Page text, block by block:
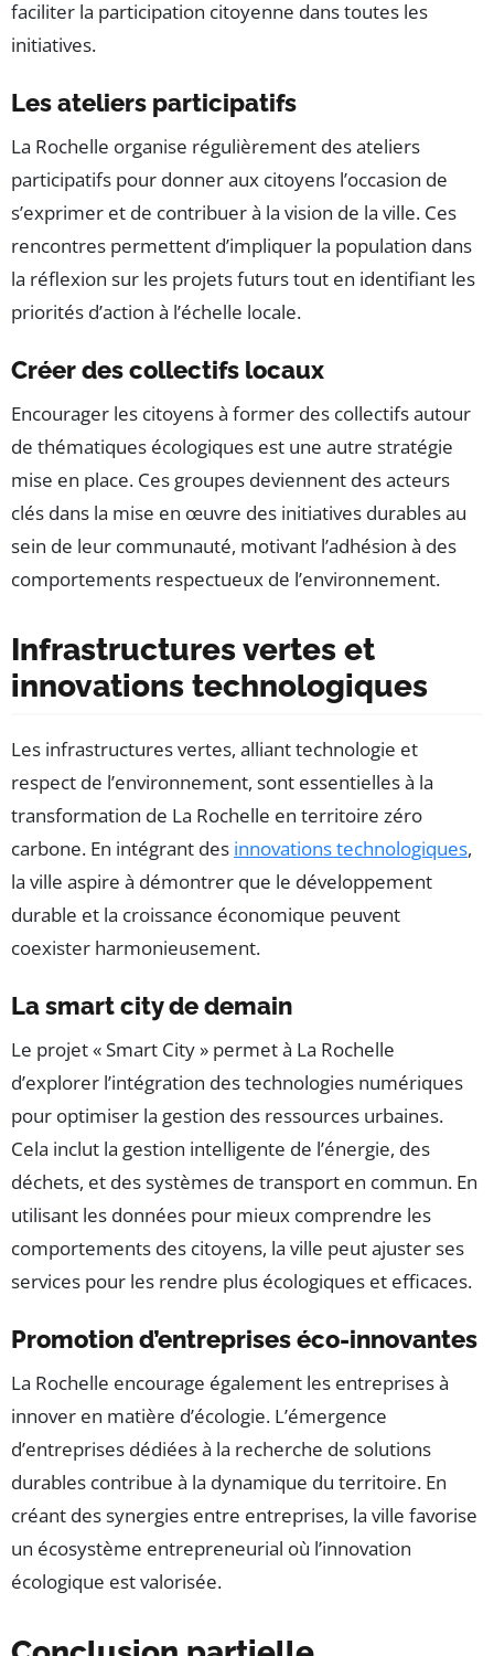
faciliter la participation citoyenne dans toutes les
initiatives.
Les ateliers participatifs
La Rochelle organise régulièrement des ateliers
participatifs pour donner aux citoyens l’occasion de
s’exprimer et de contribuer à la vision de la ville. Ces
rencontres permettent d’impliquer la population dans
la réflexion sur les projets futurs tout en identifiant les
priorités d’action à l’échelle locale.
Créer des collectifs locaux
Encourager les citoyens à former des collectifs autour
de thématiques écologiques est une autre stratégie
mise en place. Ces groupes deviennent des acteurs
clés dans la mise en œuvre des initiatives durables au
sein de leur communauté, motivant l’adhésion à des
comportements respectueux de l’environnement.
Infrastructures vertes et
innovations technologiques
Les infrastructures vertes, alliant technologie et
respect de l’environnement, sont essentielles à la
transformation de La Rochelle en territoire zéro
carbone. En intégrant des innovations technologiques,
la ville aspire à démontrer que le développement
durable et la croissance économique peuvent
coexister harmonieusement.
La smart city de demain
Le projet « Smart City » permet à La Rochelle
d’explorer l’intégration des technologies numériques
pour optimiser la gestion des ressources urbaines.
Cela inclut la gestion intelligente de l’énergie, des
déchets, et des systèmes de transport en commun. En
utilisant les données pour mieux comprendre les
comportements des citoyens, la ville peut ajuster ses
services pour les rendre plus écologiques et efficaces.
Promotion d’entreprises éco-innovantes
La Rochelle encourage également les entreprises à
innover en matière d’écologie. L’émergence
d’entreprises dédiées à la recherche de solutions
durables contribue à la dynamique du territoire. En
créant des synergies entre entreprises, la ville favorise
un écosystème entrepreneurial où l’innovation
écologique est valorisée.